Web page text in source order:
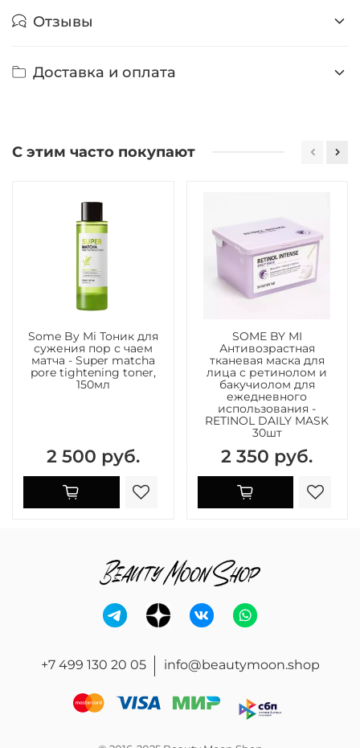
Отзывы
Доставка и оплата
С этим часто покупают
Some By Mi Тоник для
сужения пор с чаем
матча - Super matcha
pore tightening toner,
150мл
2 500 руб.
SOME BY MI
Антивозрастная
тканевая маска для
лица с ретинолом и
бакучиолом для
ежедневного
использования -
RETINOL DAILY MASK
30шт
2 350 руб.
+7 499 130 20 05 info@beautymoon.shop